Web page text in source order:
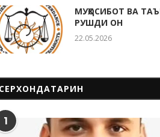
МУҲОСИБОТ ВА
РУШДИ ОН
22.05.2026
СЕРХОНДАТАРИН
1